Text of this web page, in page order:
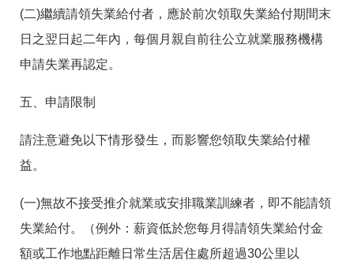
(二)繼續請領失業給付者，應於前次領取失業給付期間末
日之翌日起二年內，每個月親自前往公立就業服務機構
申請失業再認定。
五、申請限制
請注意避免以下情形發生，而影響您領取失業給付權
益。
(一)無故不接受推介就業或安排職業訓練者，即不能請領
失業給付。（例外：薪資低於您每月得請領失業給付金
額或工作地點距離日常生活居住處所超過30公里以